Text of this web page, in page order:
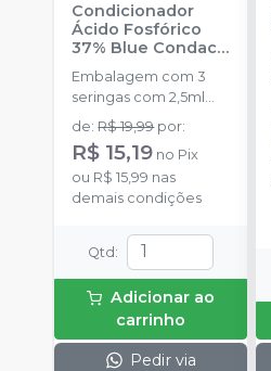
Condicionador
Ácido Fosfórico
37% Blue Condac-
FGM
Embalagem com 3
seringas com 2,5ml
cada uma e 3
ponteiras para
aplicação.
de:R$ 19,99 por:
R$ 15,19 no Pix
ou R$ 15,99 nas
demais condições
Qtd :
Adicionar ao
carrinho
Pedir via